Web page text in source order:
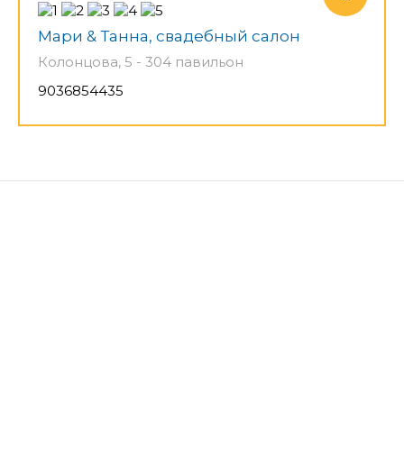
Мари & Танна, свадебный салон
Колонцова, 5 - 304 павильон
9036854435